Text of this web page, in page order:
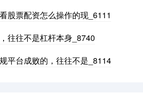
4658.15 0.00 0.00%
股票配资怎么操作的现_6111
往往不是杠杆本身_8740
平台成败的，往往不是_8114